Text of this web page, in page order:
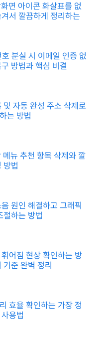
면 아이콘 화살표를 없
서 깔끔하게 정리하는
분실 시 이메일 인증 없
방법과 핵심 비결
및 자동 완성 주소 삭제로
는 방법
메뉴 추천 항목 삭제와 깔
방법
원인 해결하고 그래픽
절하는 방법
어짐 현상 확인하는 방
기준 완벽 정리
효율 확인하는 가장 정
용법